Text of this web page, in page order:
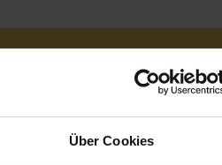
Über Cookies